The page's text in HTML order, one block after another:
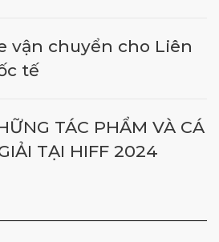
vận chuyển cho Liên
tế
TÁC PHẨM VÀ CÁ
TẠI HIFF 2024